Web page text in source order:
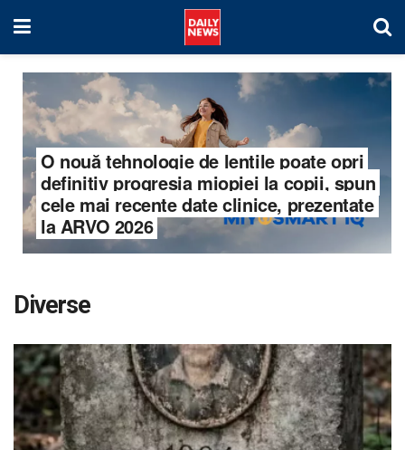
O nouă tehnologie de lentile poate opri
definitiv progresia miopiei la copii, spun
cele mai recente date clinice, prezentate
la ARVO 2026
Diverse